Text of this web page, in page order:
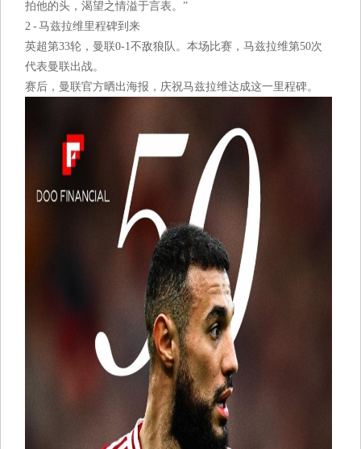
拍他的头，渴望之情溢于言表。”
2 - 马兹拉维里程碑到来
英超第33轮，曼联0-1不敌狼队。本场比赛，马兹拉维第50次
代表曼联出战。
赛后，曼联官方晒出海报，庆祝马兹拉维达成这一里程碑。